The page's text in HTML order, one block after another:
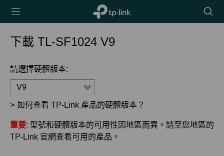
TP-Link,
Reliably
搜
尋
下載 TL-SF1024 V9
請選擇硬體版本:
V9
> 如何查看 TP-Link 產品的硬體版本？
重要: 型號和硬體版本的可用性因地區而異。請至您地區的
TP-Link 官網查看可用的產品。